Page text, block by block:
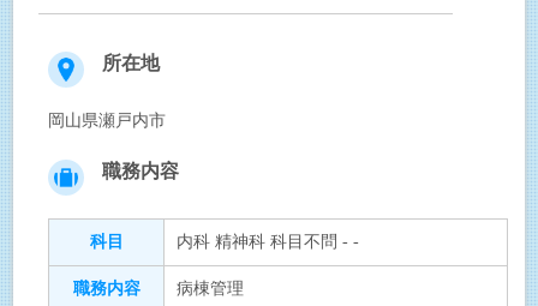
所在地
岡山県瀬戸内市
職務内容
科目 内科 精神科 科目不問 - -
職務内容 病棟管理